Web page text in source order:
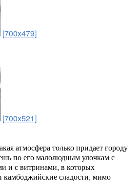
[700x479]
[700x521]
атмосфера только придает городу
по его малолюдным улочкам с
и с витринами, в которых
сладости, мимо